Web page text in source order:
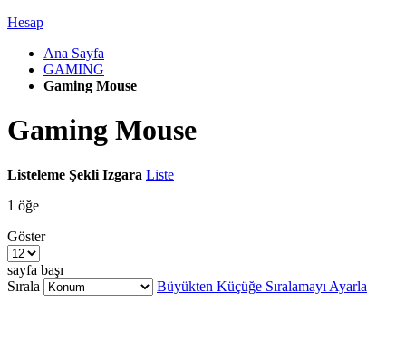
Hesap
Ana Sayfa
GAMING
Gaming Mouse
Gaming Mouse
Listeleme Şekli Izgara Liste
1 öğe
Göster
sayfa başı
Sırala
Büyükten Küçüğe Sıralamayı Ayarla